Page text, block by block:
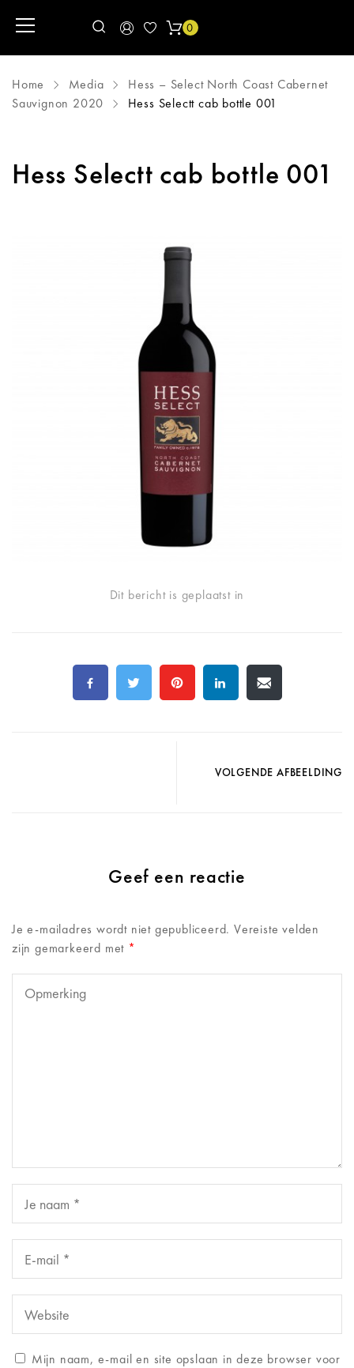
0
Home Media
Hess – Select North Coast Cabernet
Sauvignon 2020
Hess Selectt cab bottle 001
Hess Selectt cab bottle 001
Dit bericht is geplaatst in
VOLGENDE AFBEELDING
Geef een reactie
Je e-mailadres wordt niet gepubliceerd. Vereiste velden
zijn gemarkeerd met *
Mijn naam, e-mail en site opslaan in deze browser voor